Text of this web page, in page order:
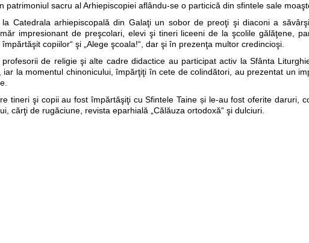
patrimoniul sacru al Arhiepiscopiei aflându-se o particică din sfintele sale
Catedrala arhiepiscopală din Galaţi un sobor de preoţi şi diaconi a
impresionant de preşcolari, elevi şi tineri liceeni de la şcolile gălăţene,
împărtăşit copiilor“ şi „Alege şcoala!“, dar şi în prezenţa multor credincioşi.
de religie şi alte cadre didactice au participat activ la Sfânta
iar la momentul chinonicului, împărţiţi în cete de colindători, au prezentat un
tineri şi copii au fost împărtăşiţi cu Sfintele Taine și le-au fost oferite daruri,
cărţi de rugăciune, revista eparhială „Călăuza ortodoxă“ şi dulciuri.